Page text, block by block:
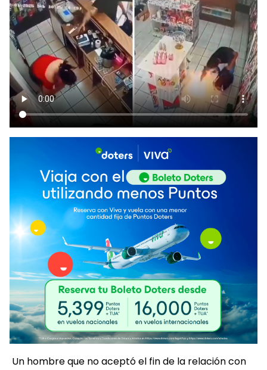
Un hombre que no aceptó el fin de la relación con